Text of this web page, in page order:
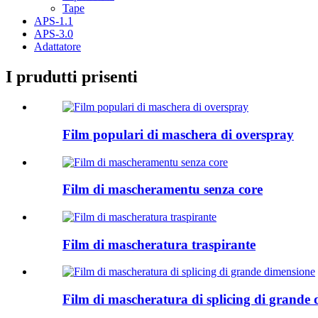
Tape
APS-1.1
APS-3.0
Adattatore
I prudutti prisenti
Film populari di maschera di overspray
Film di mascheramentu senza core
Film di mascheratura traspirante
Film di mascheratura di splicing di grande